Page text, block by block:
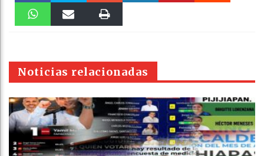
Faceboo Twitter Stumble
pt
Noticias relacionadas